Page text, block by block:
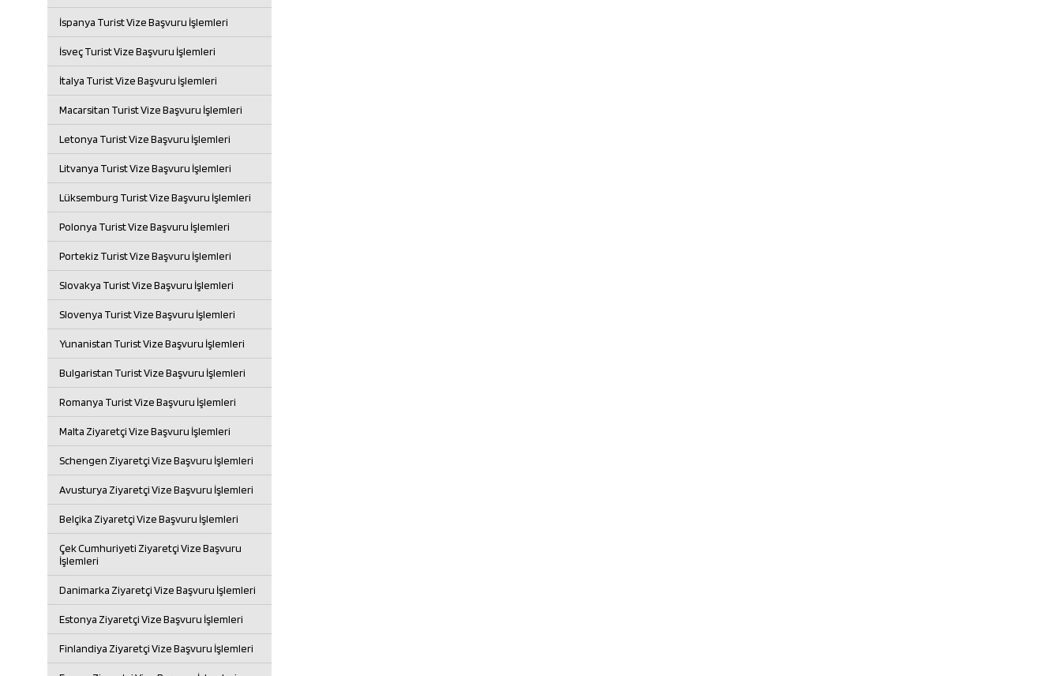
İspanya Turist Vize Başvuru İşlemleri
İsveç Turist Vize Başvuru İşlemleri
İtalya Turist Vize Başvuru İşlemleri
Macarsitan Turist Vize Başvuru İşlemleri
Letonya Turist Vize Başvuru İşlemleri
Litvanya Turist Vize Başvuru İşlemleri
Lüksemburg Turist Vize Başvuru İşlemleri
Polonya Turist Vize Başvuru İşlemleri
Portekiz Turist Vize Başvuru İşlemleri
Slovakya Turist Vize Başvuru İşlemleri
Slovenya Turist Vize Başvuru İşlemleri
Yunanistan Turist Vize Başvuru İşlemleri
Bulgaristan Turist Vize Başvuru İşlemleri
Romanya Turist Vize Başvuru İşlemleri
Malta Ziyaretçi Vize Başvuru İşlemleri
Schengen Ziyaretçi Vize Başvuru İşlemleri
Avusturya Ziyaretçi Vize Başvuru İşlemleri
Belçika Ziyaretçi Vize Başvuru İşlemleri
Çek Cumhuriyeti Ziyaretçi Vize Başvuru
İşlemleri
Danimarka Ziyaretçi Vize Başvuru İşlemleri
Estonya Ziyaretçi Vize Başvuru İşlemleri
Finlandiya Ziyaretçi Vize Başvuru İşlemleri